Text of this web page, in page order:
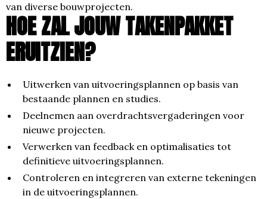
van diverse bouwprojecten.
HOE ZAL JOUW TAKENPAKKET
ERUITZIEN?
Uitwerken van uitvoeringsplannen op basis van
bestaande plannen en studies.
Deelnemen aan overdrachtsvergaderingen voor
nieuwe projecten.
Verwerken van feedback en optimalisaties tot
definitieve uitvoeringsplannen.
Controleren en integreren van externe tekeningen
in de uitvoeringsplannen.